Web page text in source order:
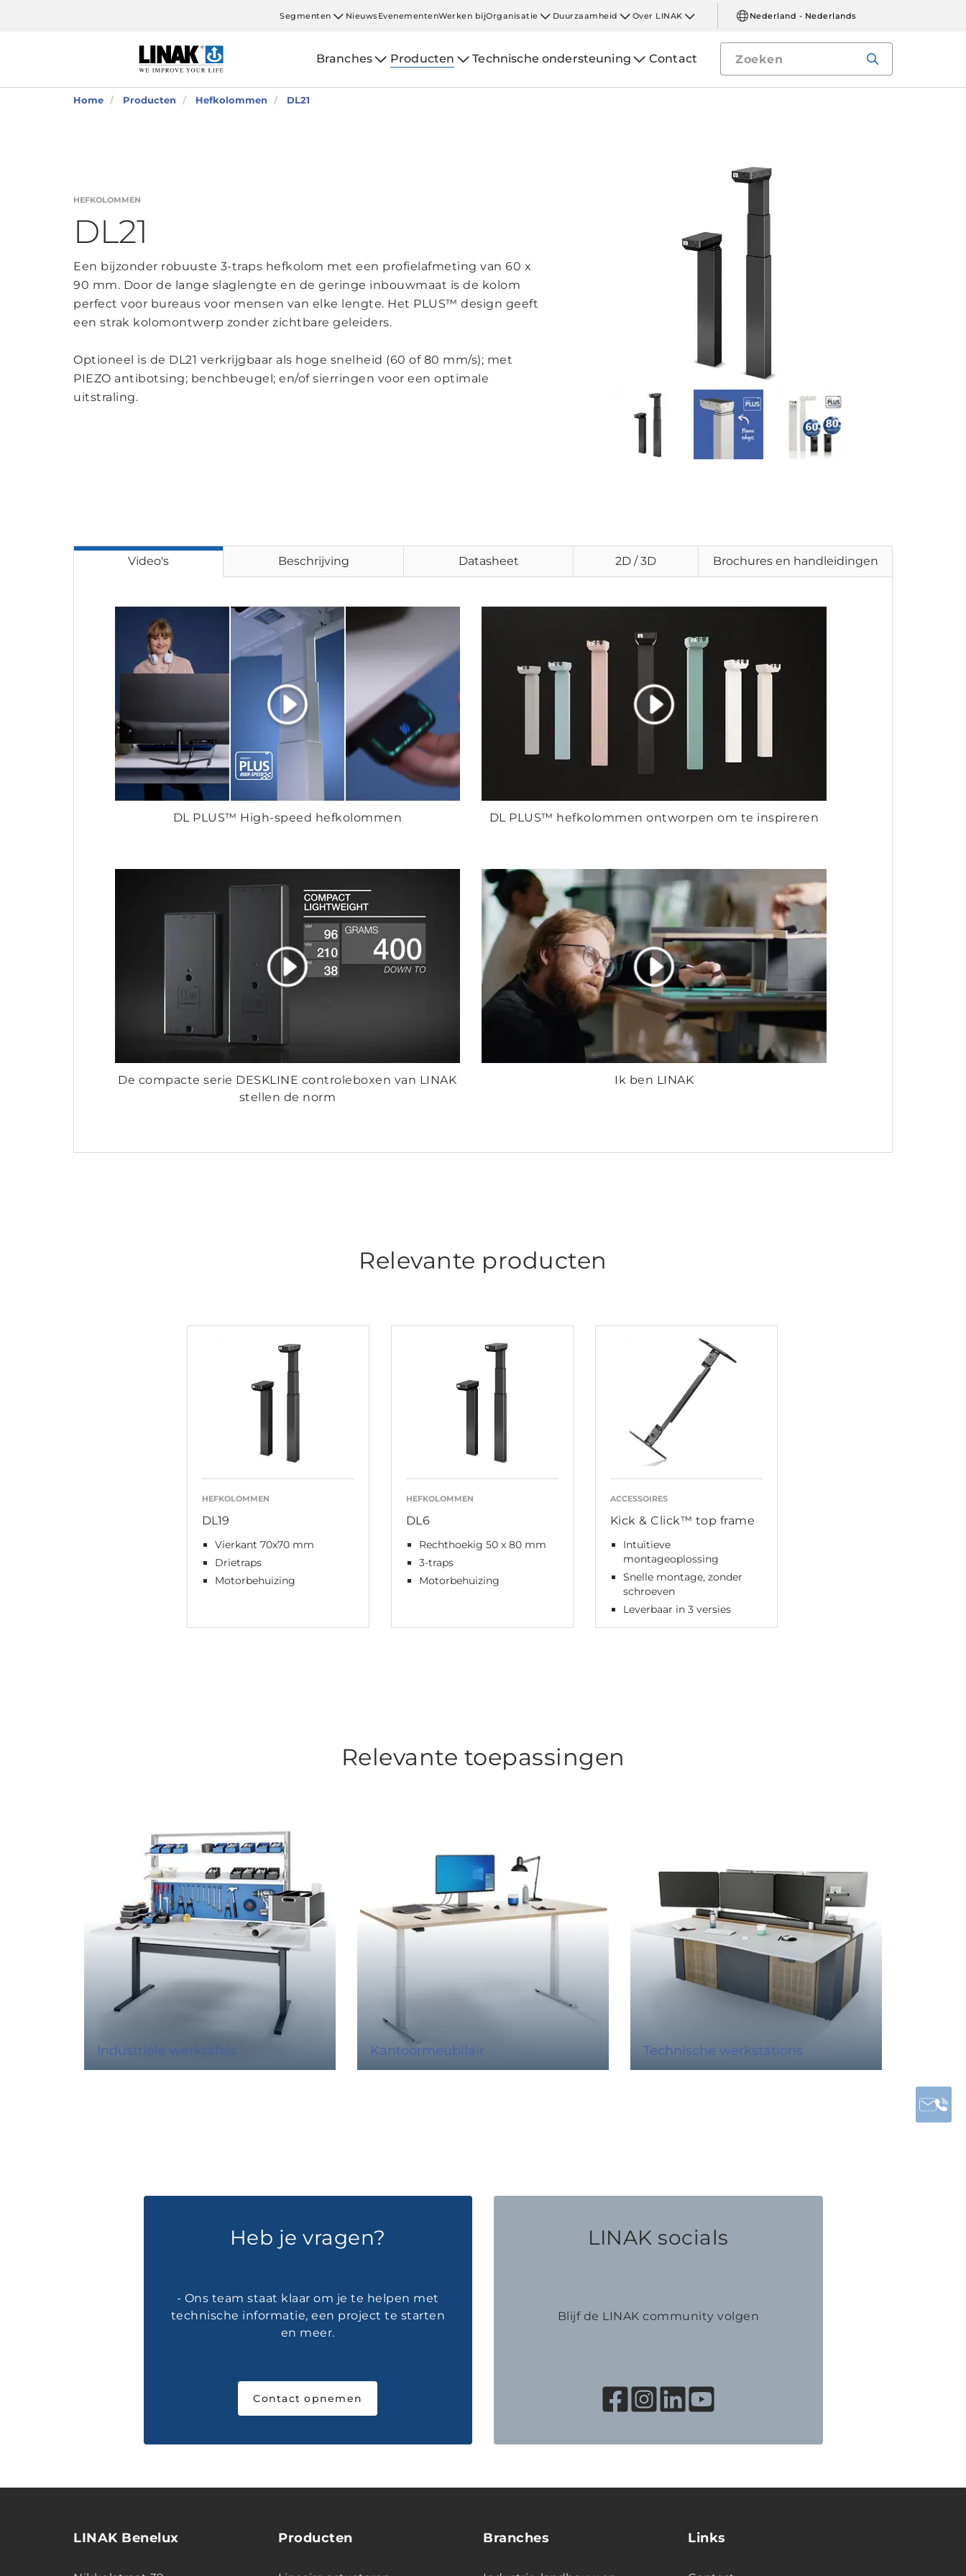
Segmenten NieuwsEvenementenWerken bijOrganisatie Duurzaamheid Over LINAK Nederland - Nederlands
Branches Producten Technische ondersteuning Contact
Home Producten Hefkolommen DL21
HEFKOLOMMEN
DL21
Een bijzonder robuuste 3-traps hefkolom met een profielafmeting van 60 x
90 mm. Door de lange slaglengte en de geringe inbouwmaat is de kolom
perfect voor bureaus voor mensen van elke lengte. Het PLUS™ design geeft
een strak kolomontwerp zonder zichtbare geleiders.
Optioneel is de DL21 verkrijgbaar als hoge snelheid (60 of 80 mm/s); met
PIEZO antibotsing; benchbeugel; en/of sierringen voor een optimale
uitstraling.
Video's Beschrijving Datasheet 2D / 3D Brochures en handleidingen
DL PLUS™ High-speed hefkolommen DL PLUS™ hefkolommen ontworpen om te inspireren
De compacte serie DESKLINE controleboxen van LINAK
stellen de norm
Ik ben LINAK
Relevante producten
HEFKOLOMMEN
DL19
Vierkant 70x70 mm
Drietraps
Motorbehuizing
HEFKOLOMMEN
DL6
Rechthoekig 50 x 80 mm
3-traps
Motorbehuizing
ACCESSOIRES
Kick & Click™ top frame
Intuïtieve
montageoplossing
Snelle montage, zonder
schroeven
Leverbaar in 3 versies
Relevante toepassingen
Industriële werktafels Kantoormeubilair Technische werkstations
Heb je vragen?
- Ons team staat klaar om je te helpen met
technische informatie, een project te starten
en meer.
Contact opnemen
LINAK socials
Blijf de LINAK community volgen
LINAK Benelux Producten Branches Links